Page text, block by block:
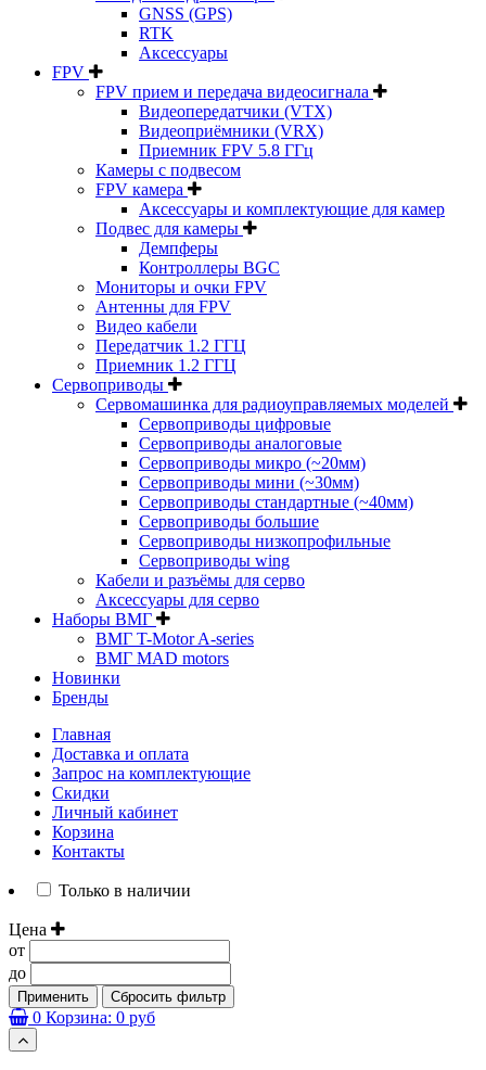
GNSS (GPS)
RTK
Аксессуары
FPV
FPV прием и передача видеосигнала
Видеопередатчики (VTX)
Видеоприёмники (VRX)
Приемник FPV 5.8 ГГц
Камеры с подвесом
FPV камера
Аксессуары и комплектующие для камер
Подвес для камеры
Демпферы
Контроллеры BGC
Мониторы и очки FPV
Антенны для FPV
Видео кабели
Передатчик 1.2 ГГЦ
Приемник 1.2 ГГЦ
Сервоприводы
Сервомашинка для радиоуправляемых моделей
Сервоприводы цифровые
Сервоприводы аналоговые
Сервоприводы микро (~20мм)
Сервоприводы мини (~30мм)
Сервоприводы стандартные (~40мм)
Сервоприводы большие
Сервоприводы низкопрофильные
Сервоприводы wing
Кабели и разъёмы для серво
Аксессуары для серво
Наборы ВМГ
ВМГ T-Motor A-series
ВМГ MAD motors
Новинки
Бренды
Главная
Доставка и оплата
Запрос на комплектующие
Скидки
Личный кабинет
Корзина
Контакты
Только в наличии
Цена
от
до
Применить Сбросить фильтр
0 Корзина: 0 руб